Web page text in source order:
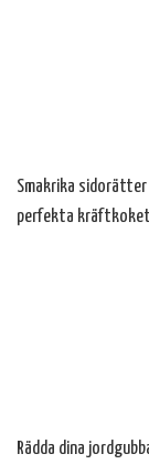
Smakrika
perfekta kräftkoket
Rädda dina